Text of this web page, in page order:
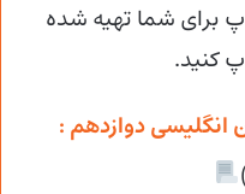
برای شما تهیه شده
کنید.
دوازدهم :